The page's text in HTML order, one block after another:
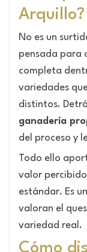
Arquillo?
No es un
pensada para
completa
variedades
distintos.
ganadería
del proceso y
Todo ello
valor
estándar. Es
valoran el
variedad real.
Cómo